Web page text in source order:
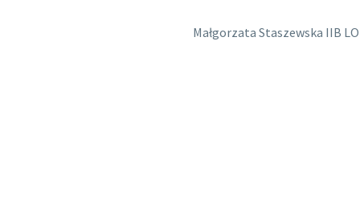
Małgorzata Staszewska IIB LO